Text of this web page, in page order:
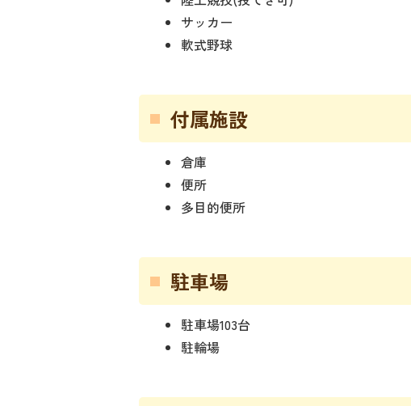
サッカー
軟式野球
付属施設
倉庫
便所
多目的便所
駐車場
駐車場103台
駐輪場